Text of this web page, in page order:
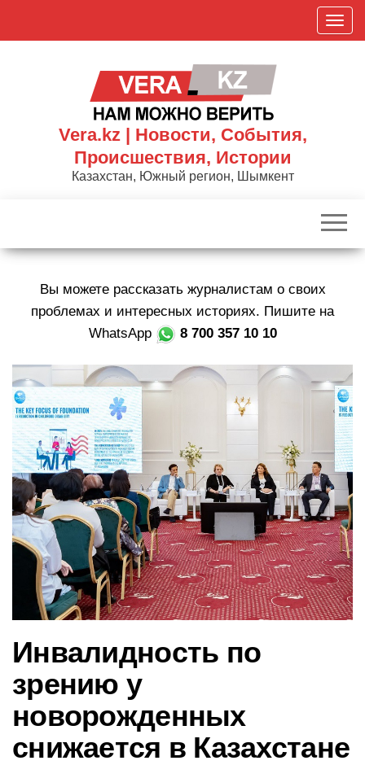
П
о
к
р
и
г
а
ц
и
ю
Vera.kz | Новости, События,
Происшествия, Истории
Казахстан, Южный регион, Шымкент
Вы можете рассказать журналистам о своих
проблемах и интересных историях. Пишите на
WhatsApp
8 700 357 10 10
Инвалидность по
зрению у
новорожденных
снижается в Казахстане